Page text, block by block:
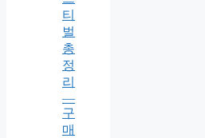
티
벌
총
정
리
—
구
매